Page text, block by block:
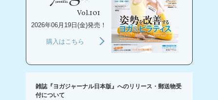
Vol.101
2026年06月19日(金)発売！
購入はこちら
雑誌『ヨガジャーナル日本版』へのリリース・郵送物受
付について